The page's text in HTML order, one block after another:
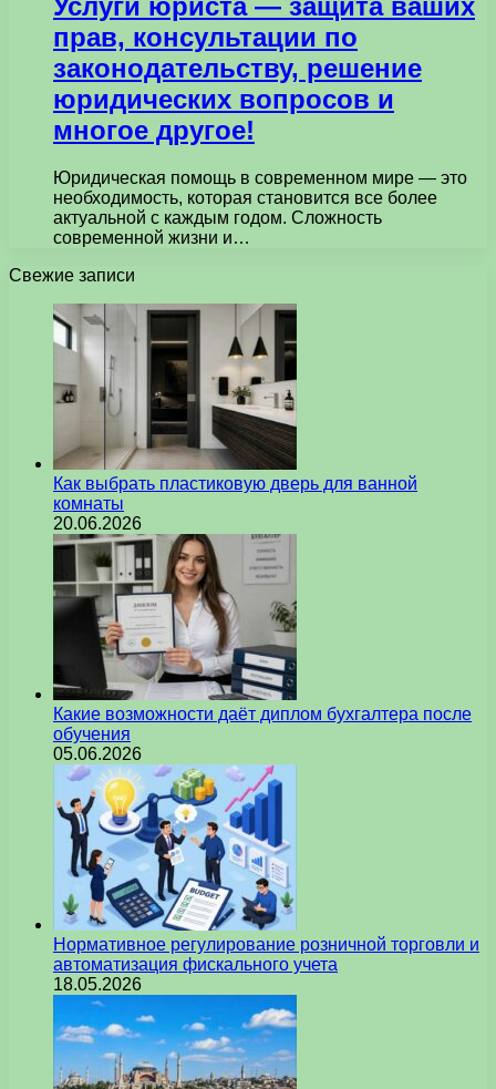
прав, консультации по
законодательству, решение
юридических вопросов и
многое другое!
Юридическая помощь в современном мире — это
необходимость, которая становится все более
актуальной с каждым годом. Сложность
современной жизни и…
Свежие записи
Как выбрать пластиковую дверь для ванной
комнаты
20.06.2026
Какие возможности даёт диплом бухгалтера после
обучения
05.06.2026
Нормативное регулирование розничной торговли и
автоматизация фискального учета
18.05.2026